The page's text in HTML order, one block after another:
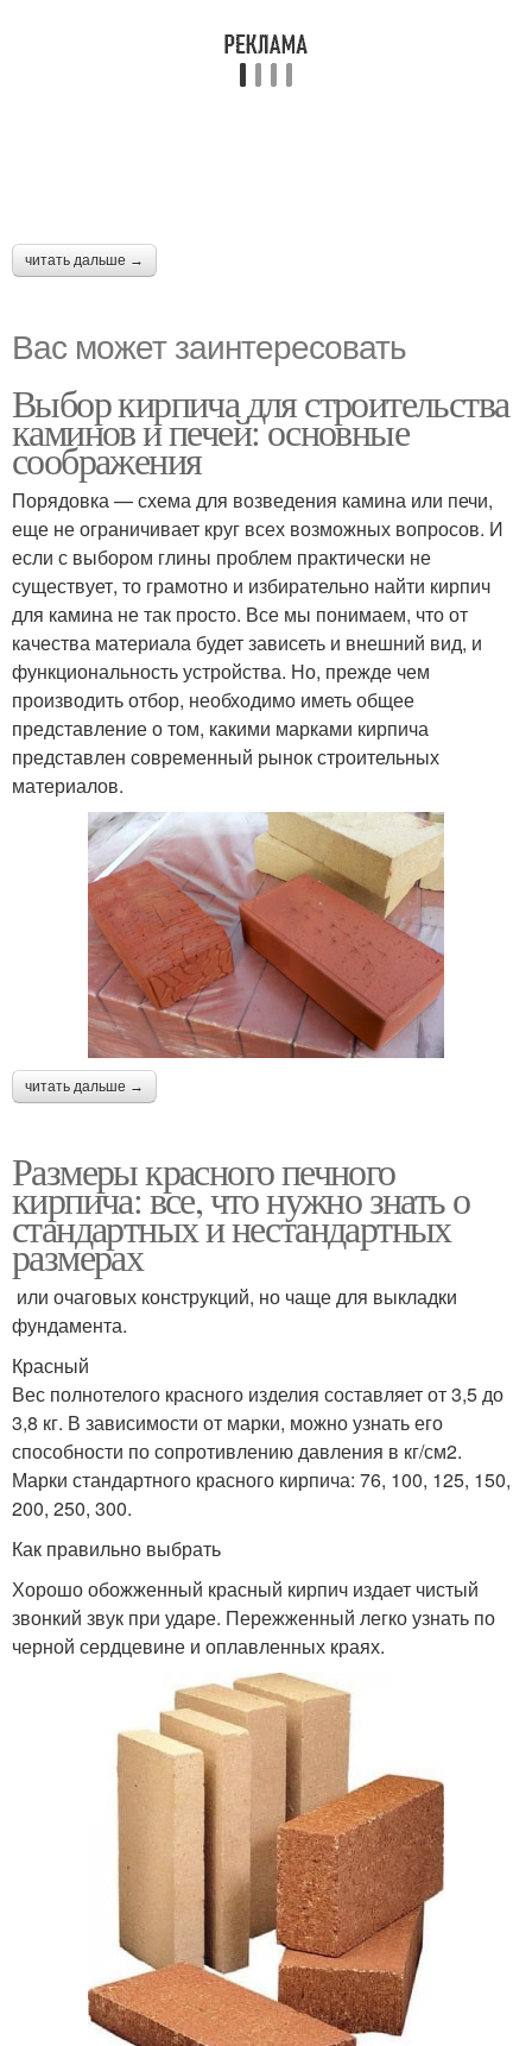
читать дальше →
Вас может заинтересовать
Выбор кирпича для строительства
каминов и печей: основные
соображения
Порядовка — схема для возведения камина или печи,
еще не ограничивает круг всех возможных вопросов. И
если с выбором глины проблем практически не
существует, то грамотно и избирательно найти кирпич
для камина не так просто. Все мы понимаем, что от
качества материала будет зависеть и внешний вид, и
функциональность устройства. Но, прежде чем
производить отбор, необходимо иметь общее
представление о том, какими марками кирпича
представлен современный рынок строительных
материалов.
читать дальше →
Размеры красного печного
кирпича: все, что нужно знать о
стандартных и нестандартных
размерах
или очаговых конструкций, но чаще для выкладки
фундамента.
Красный
Вес полнотелого красного изделия составляет от 3,5 до
3,8 кг. В зависимости от марки, можно узнать его
способности по сопротивлению давления в кг/см2.
Марки стандартного красного кирпича: 76, 100, 125, 150,
200, 250, 300.
Как правильно выбрать
Хорошо обожженный красный кирпич издает чистый
звонкий звук при ударе. Пережженный легко узнать по
черной сердцевине и оплавленных краях.